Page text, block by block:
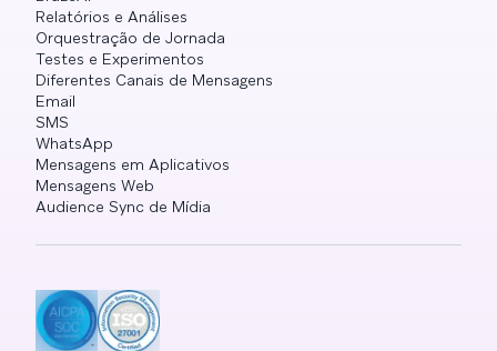
Relatórios e Análises
Orquestração de Jornada
Testes e Experimentos
Diferentes Canais de Mensagens
Email
SMS
WhatsApp
Mensagens em Aplicativos
Mensagens Web
Audience Sync de Mídia